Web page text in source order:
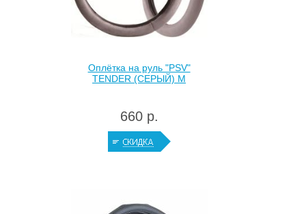
Оплётка на руль "PSV"
TENDER (СЕРЫЙ) M
660 р.